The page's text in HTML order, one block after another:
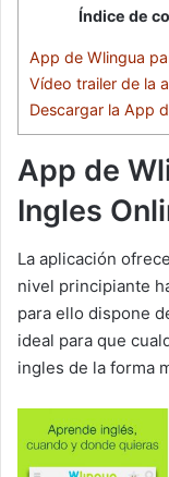
Índice de
App de Wlingua
Vídeo trailer de la
Descargar la App
App de
Ingles
La aplicación
nivel principiante
para ello dispone
ideal para que
ingles de la forma